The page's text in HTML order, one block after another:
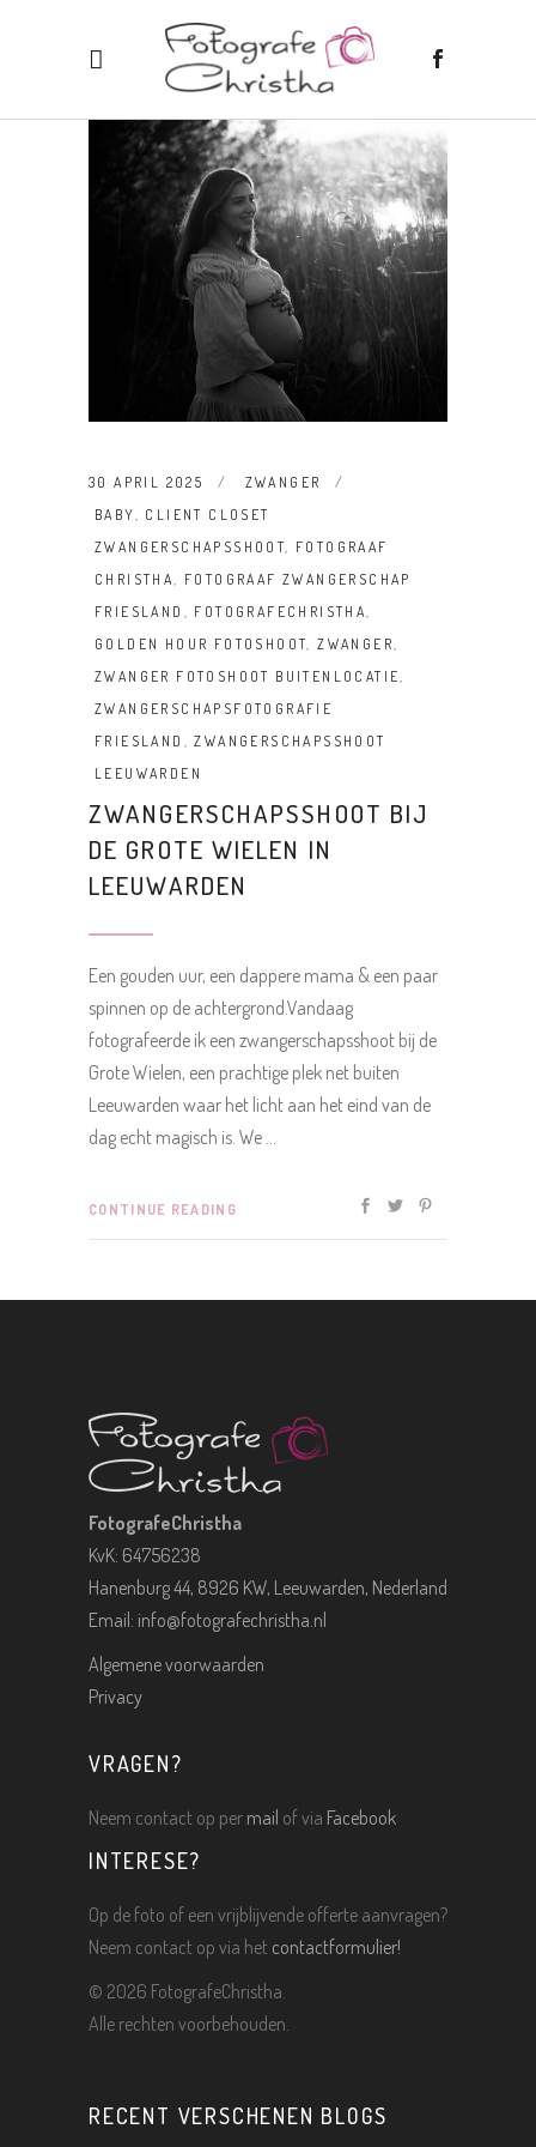
30 APRIL 2025
ZWANGER
BABY, CLIENT CLOSET
ZWANGERSCHAPSSHOOT, FOTOGRAAF
CHRISTHA, FOTOGRAAF ZWANGERSCHAP
FRIESLAND , FOTOGRAFECHRISTHA,
GOLDEN HOUR FOTOSHOOT,ZWANGER,
ZWANGER FOTOSHOOT BUITENLOCATIE,
ZWANGERSCHAPSFOTOGRAFIE
FRIESLAND ,ZWANGERSCHAPSSHOOT
LEEUWARDEN
ZWANGERSCHAPSSHOOT BIJ
DE GROTE WIELEN IN
LEEUWARDEN
Een gouden uur, een dappere mama & een paar
spinnen op de achtergrond.Vandaag
fotografeerde ik een zwangerschapsshoot bij de
Grote Wielen, een prachtige plek net buiten
Leeuwarden waar het licht aan het eind van de
dag echt magisch is. We
CONTINUE READING
FotografeChristha
KvK: 64756238
Hanenburg 44, 8926 KW, Leeuwarden, Nederland
Email: info@fotografechristha.nl
Algemene voorwaarden
Privacy
VRAGEN?
Neem contact op per mail of via Facebook
INTERESE?
Op de foto of een vrijblijvende offerte aanvragen?
Neem contact op via het contactformulier!
© 2026 FotografeChristha.
Alle rechten voorbehouden.
RECENT VERSCHENEN BLOGS